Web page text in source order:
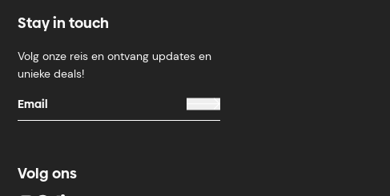
Stay in touch
Volg onze reis en ontvang updates en
unieke deals!
Volg ons